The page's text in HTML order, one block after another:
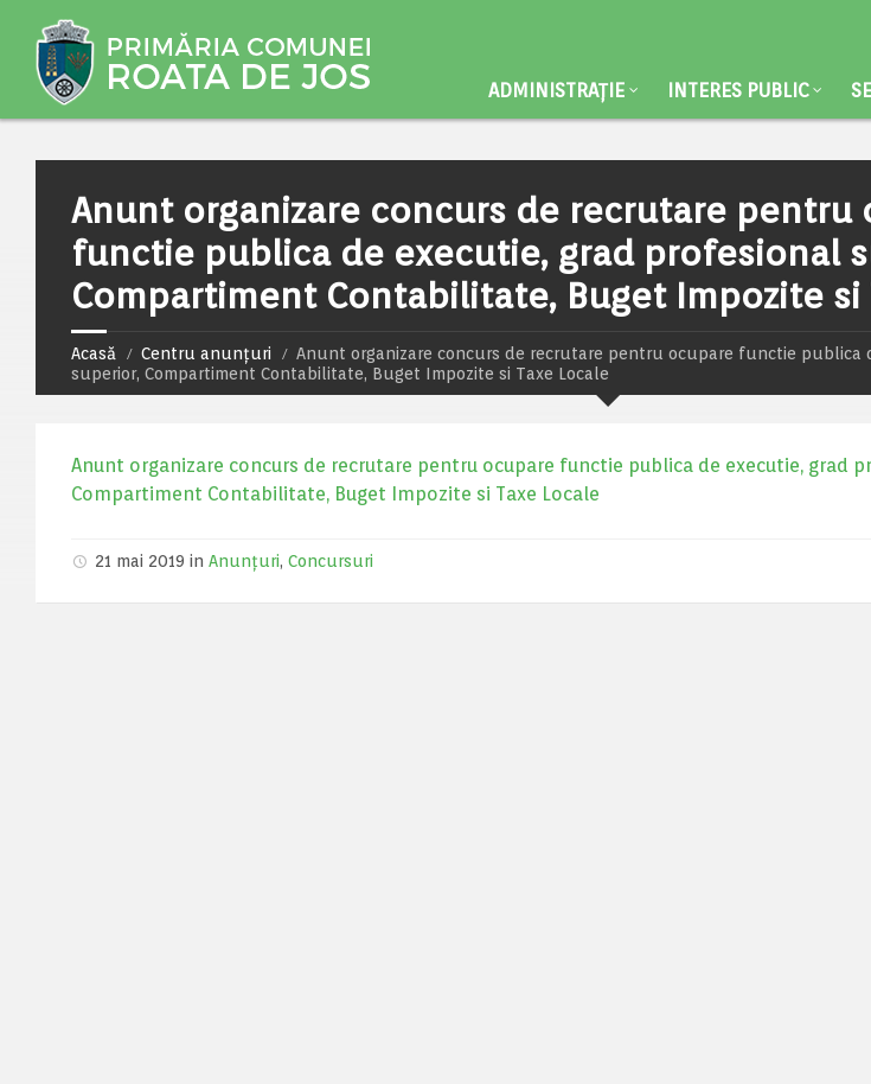
ADMINISTRAȚIE INTERES PUBLIC
Anunt organizare concurs de recrutare pentru
functie publica de executie, grad profesional
Compartiment Contabilitate, Buget Impozite si
Acasă Centru anunțuri
Anunt organizare concurs de recrutare pentru ocupare functie publica
superior, Compartiment Contabilitate, Buget Impozite si Taxe Locale
Anunt organizare concurs de recrutare pentru ocupare functie publica de executie, grad
Compartiment Contabilitate, Buget Impozite si Taxe Locale
21 mai 2019 in Anunțuri, Concursuri